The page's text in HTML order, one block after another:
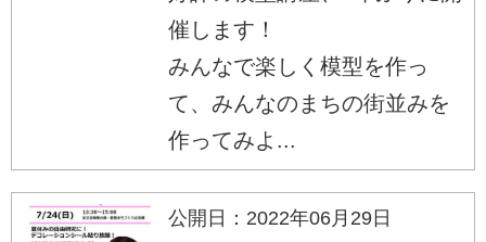
催します！
みんなで楽しく模型を作っ
て、みんなのまちの街並みを
作ってみよ...
公開日：2022年06月29日